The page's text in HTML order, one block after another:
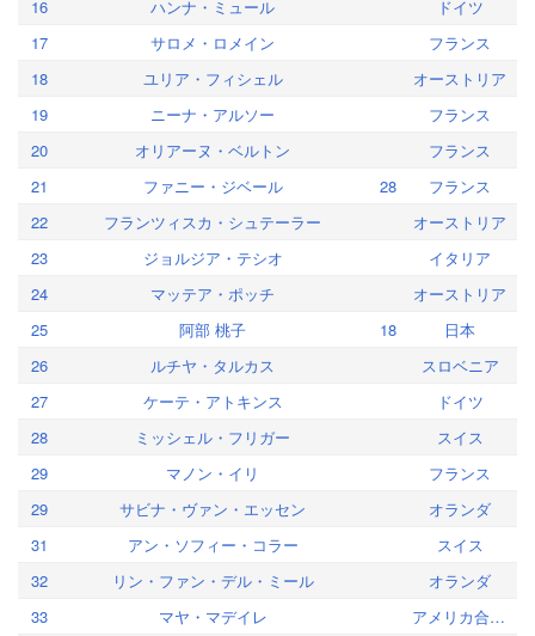
16
ハンナ・ミュール
ドイツ
17
サロメ・ロメイン
フランス
18
ユリア・フィシェル
オーストリア
19
ニーナ・アルソー
フランス
20
オリアーヌ・ベルトン
フランス
21
ファニー・ジベール 28
フランス
22
フランツィスカ・シュテーラー
オーストリア
23
ジョルジア・テシオ
イタリア
24
マッテア・ポッチ
オーストリア
25
阿部 桃子 18
日本
26
ルチヤ・タルカス
スロベニア
27
ケーテ・アトキンス
ドイツ
28
ミッシェル・フリガー
スイス
29
マノン・イリ
フランス
29
サビナ・ヴァン・エッセン
オランダ
31
アン・ソフィー・コラー
スイス
32
リン・ファン・デル・ミール
オランダ
33
マヤ・マデイレ
アメリカ合衆国